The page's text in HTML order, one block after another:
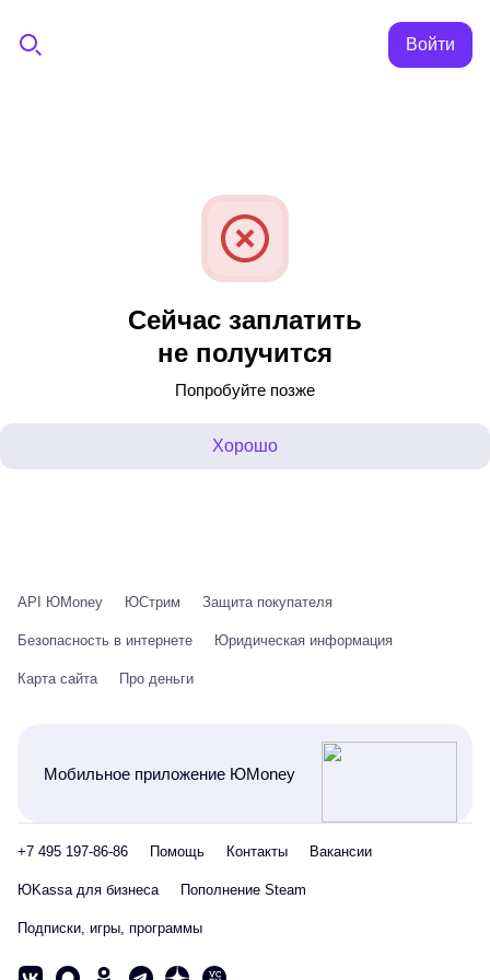
Войти
Сейчас заплатить
не получится
Попробуйте позже
Хорошо
API ЮMoney ЮСтрим Защита покупателя
Безопасность в интернете Юридическая информация
Карта сайта Про деньги
Мобильное приложение ЮMoney
+7 495 197-86-86 Помощь Контакты Вакансии
ЮKassa для бизнеса Пополнение Steam
Подписки, игры, программы